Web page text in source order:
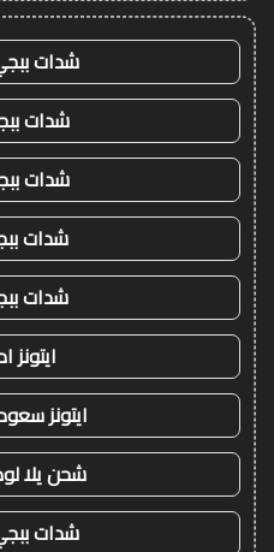
شدات
شدات
شدات
شدات
شدات
ايتونز
شحن يلا
شدات